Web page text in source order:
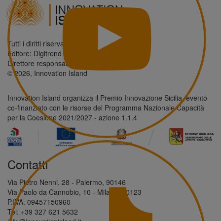
Tutti i diritti riservati.
Editore: Digitrend S.r.l.
Direttore responsabile: Antonio Giordano
© 2026, Innovation Island
Innovation Island organizza il Premio Innovazione Sicilia, evento
co-finanziato con le risorse del Programma Nazionale Capacità
per la Coesione 2021/2027 - azione 1.1.4
Contatti
Via Pietro Nenni, 28 - Palermo, 90146
Via Paolo da Cannobio, 10 - Milano, 20123
P.IVA: 09457150960
Tel: +39 327 621 5632